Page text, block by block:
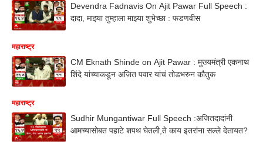
Devendra Fadnavis On Ajit Pawar Full Speech :
दादा, माझ्या तुम्हाला माझ्या शुभेच्छा : फडणवीस
महाराष्ट्र
CM Eknath Shinde on Ajit Pawar : मुख्यमंत्री एकनाथ
शिंदे यांच्याकडून अजित पवार यांचं तोडभरुन कौतुक
महाराष्ट्र
Sudhir Mungantiwar Full Speech :अजितदादांनी
आमच्यासोबत पहाटे शपथ घेतली,ते काय इतरांना सल्ले देतायत?